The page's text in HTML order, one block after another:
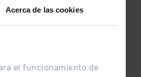
Acerca de las cookies
el funcionamiento de